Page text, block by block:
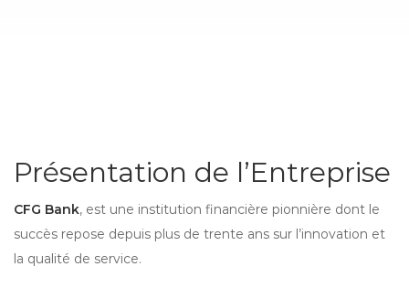
Présentation de l’Entreprise
CFG Bank, est une institution financière pionnière dont le
succès repose depuis plus de trente ans sur l’innovation et
la qualité de service.